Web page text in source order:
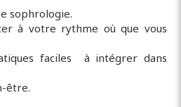
sophrologie.
à votre rythme où que vous
faciles à intégrer dans
être.